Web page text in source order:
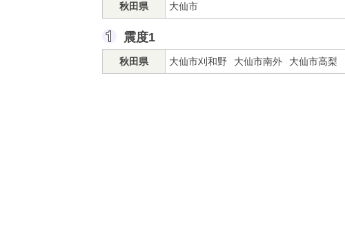
秋田県 大仙市
震度1
秋田県 大仙市刈和野 大仙市南外 大仙市高梨